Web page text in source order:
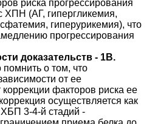
риска прогрессирования
(АГ, гипергликемия,
гиперурикемия), что
прогрессирования
доказательств - 1В.
о том, что
от ее
факторов риска ее
осуществляется как
3-4-й стадий -